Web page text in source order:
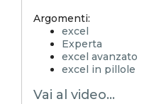
Argomenti:
excel
Experta
excel avanzato
excel in pillole
excel tutorial ita
Vai al video...